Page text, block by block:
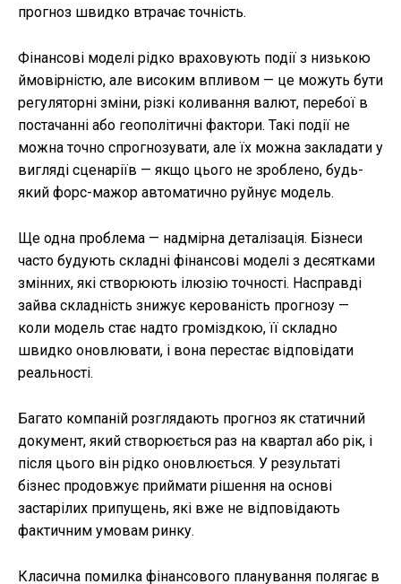
прогноз швидко втрачає точність.
Фінансові моделі рідко враховують події з низькою
ймовірністю, але високим впливом — це можуть бути
регуляторні зміни, різкі коливання валют, перебої в
постачанні або геополітичні фактори. Такі події не
можна точно спрогнозувати, але їх можна закладати у
вигляді сценаріїв — якщо цього не зроблено, будь-
який форс-мажор автоматично руйнує модель.
Ще одна проблема — надмірна деталізація. Бізнеси
часто будують складні фінансові моделі з десятками
змінних, які створюють ілюзію точності. Насправді
зайва складність знижує керованість прогнозу —
коли модель стає надто громіздкою, її складно
швидко оновлювати, і вона перестає відповідати
реальності.
Багато компаній розглядають прогноз як статичний
документ, який створюється раз на квартал або рік, і
після цього він рідко оновлюється. У результаті
бізнес продовжує приймати рішення на основі
застарілих припущень, які вже не відповідають
фактичним умовам ринку.
Класична помилка фінансового планування полягає в